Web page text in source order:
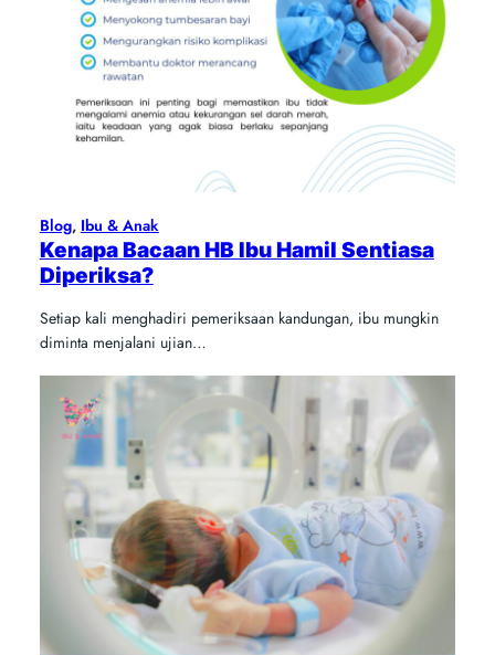
Blog, Ibu & Anak
Kenapa Bacaan HB Ibu Hamil Sentiasa
Diperiksa?
Setiap kali menghadiri pemeriksaan kandungan, ibu mungkin
diminta menjalani ujian…